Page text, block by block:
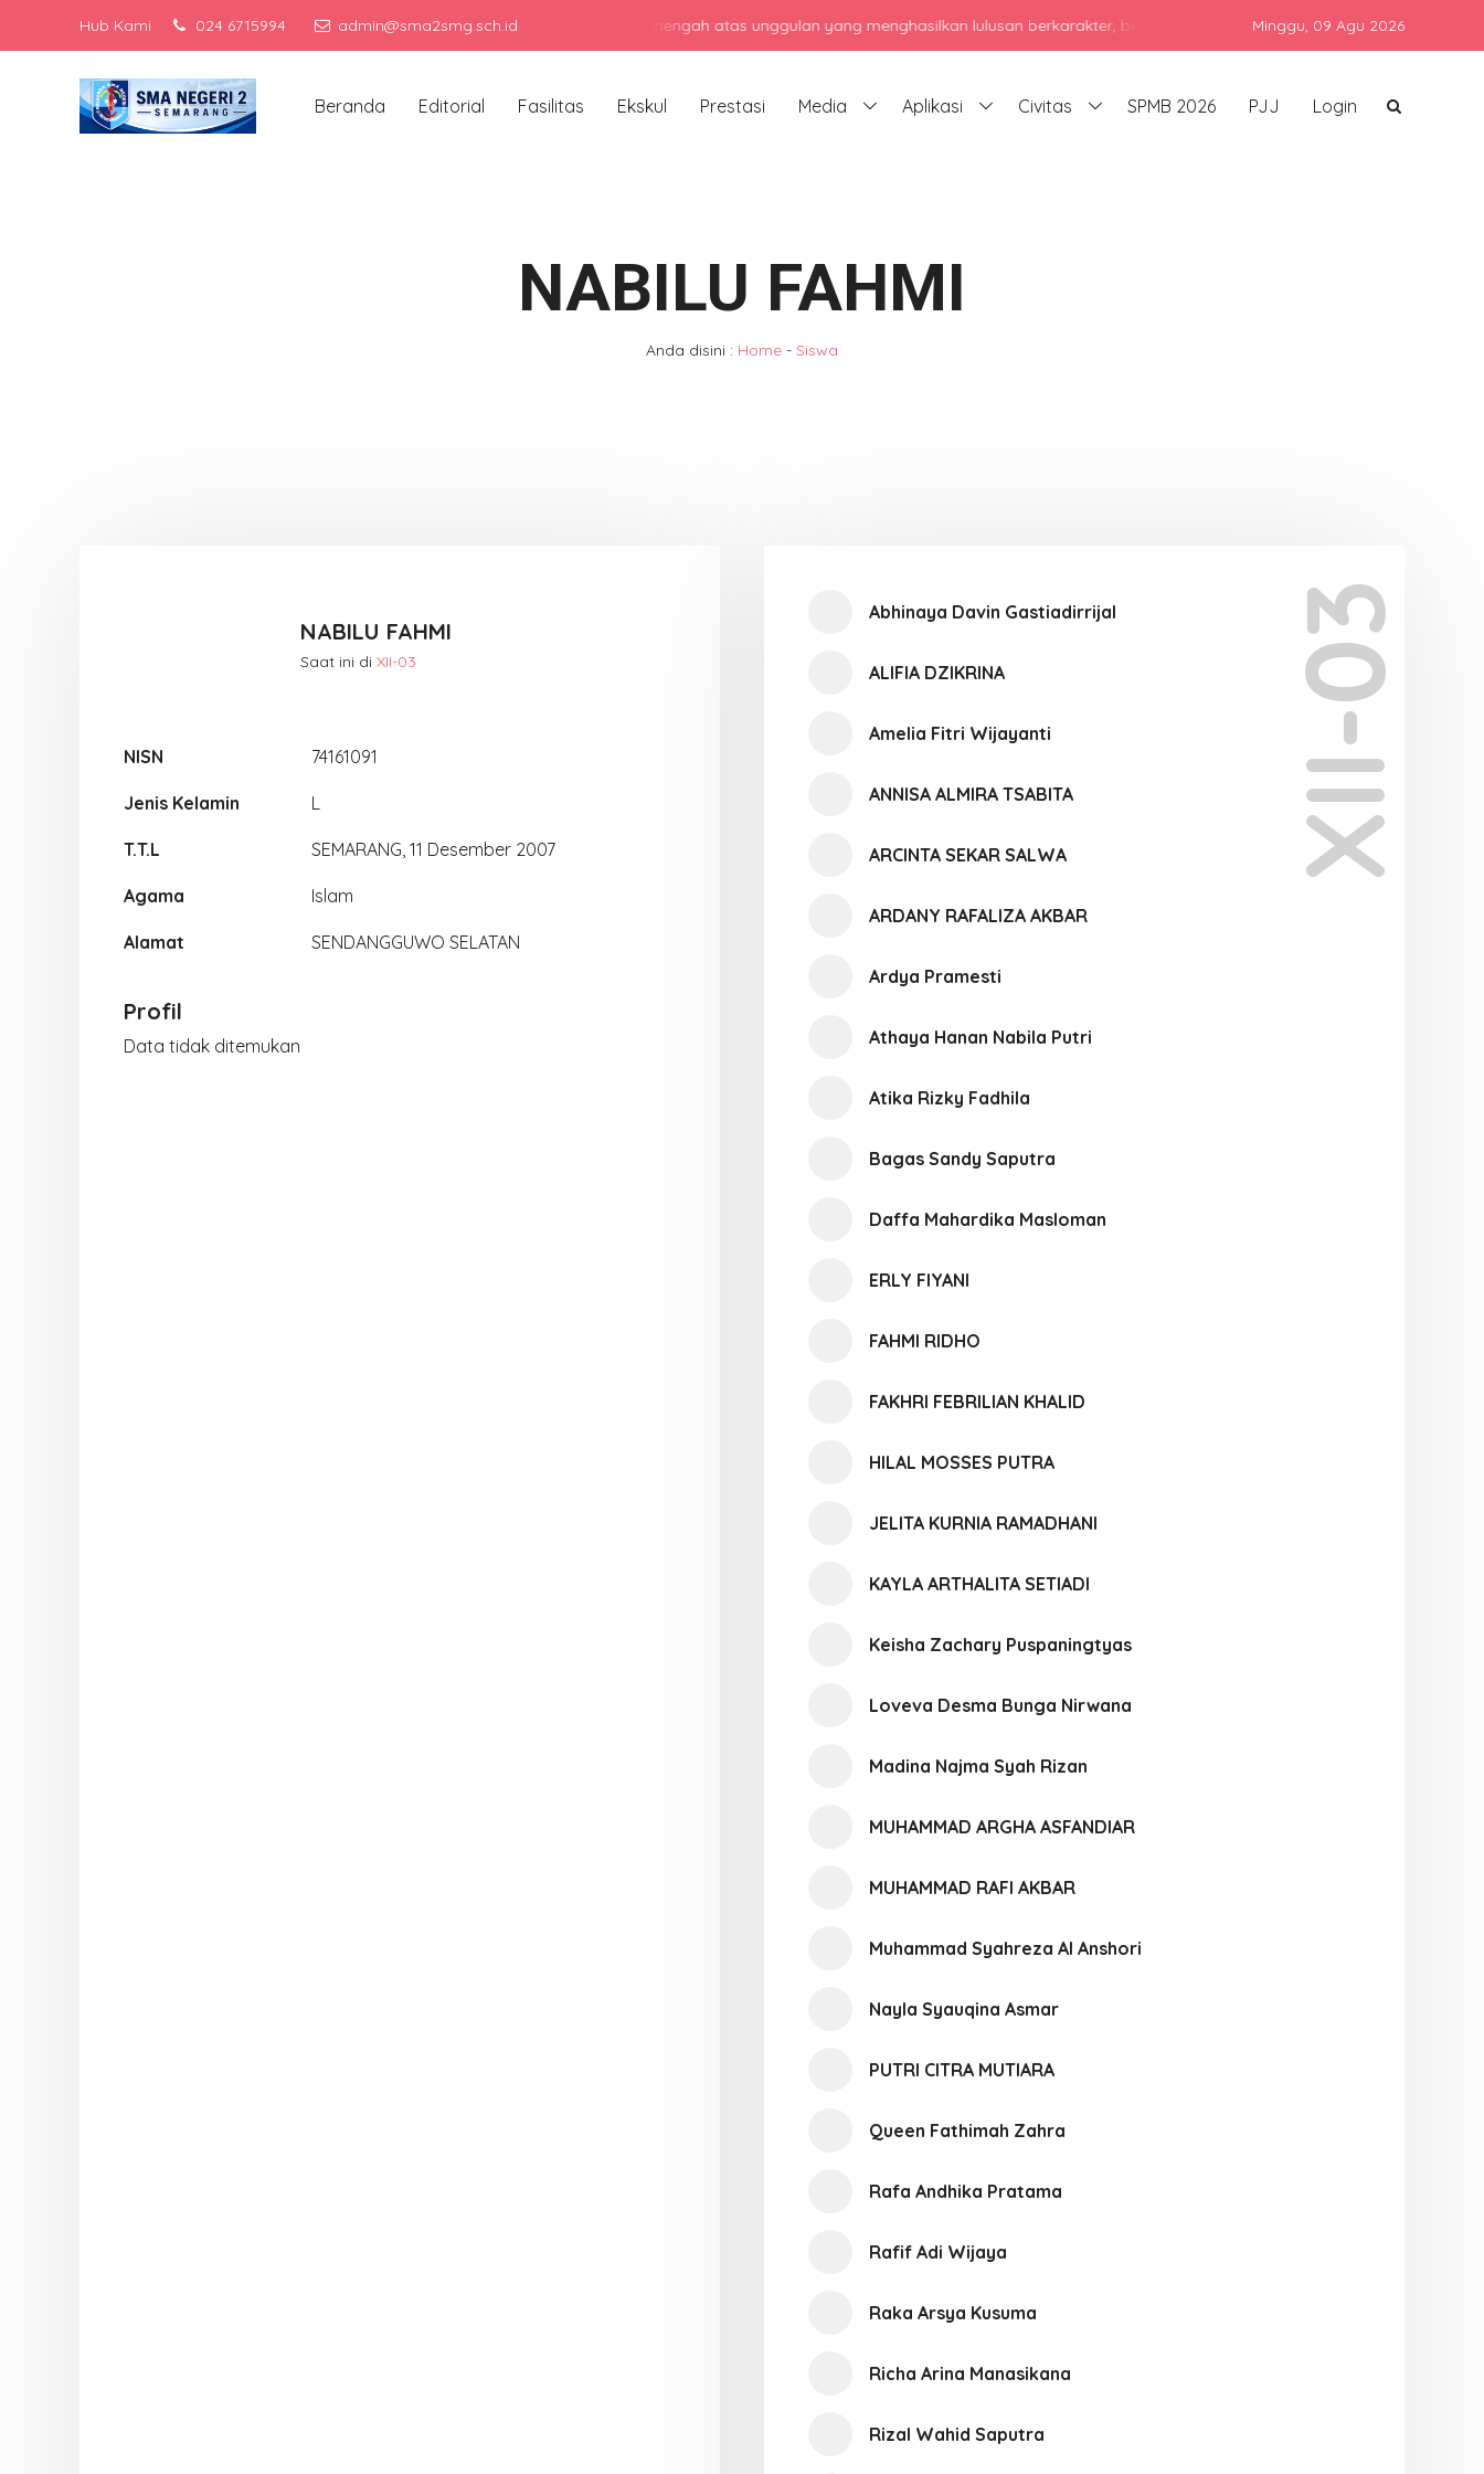
Hub Kami 024 6715994 admin@sma2smg.sch.idMenjadi sekolah menengah atas unggulan yang menghasilkan lulusan berkarakter, berprestasi, dan siap bersaing di era global dengan
Minggu, 09 Agu 2026
Beranda Editorial Fasilitas Ekskul Prestasi Media Aplikasi Civitas SPMB 2026 PJJ Login
NABILU FAHMI
Anda disini : Home - Siswa
NABILU FAHMI
Saat ini di XII-03
NISN 74161091
Jenis Kelamin L
T.T.L SEMARANG, 11 Desember 2007
Agama Islam
Alamat SENDANGGUWO SELATAN
Profil
Data tidak ditemukan
XII-03
Abhinaya Davin Gastiadirrijal
ALIFIA DZIKRINA
Amelia Fitri Wijayanti
ANNISA ALMIRA TSABITA
ARCINTA SEKAR SALWA
ARDANY RAFALIZA AKBAR
Ardya Pramesti
Athaya Hanan Nabila Putri
Atika Rizky Fadhila
Bagas Sandy Saputra
Daffa Mahardika Masloman
ERLY FIYANI
FAHMI RIDHO
FAKHRI FEBRILIAN KHALID
HILAL MOSSES PUTRA
JELITA KURNIA RAMADHANI
KAYLA ARTHALITA SETIADI
Keisha Zachary Puspaningtyas
Loveva Desma Bunga Nirwana
Madina Najma Syah Rizan
MUHAMMAD ARGHA ASFANDIAR
MUHAMMAD RAFI AKBAR
Muhammad Syahreza Al Anshori
Nayla Syauqina Asmar
PUTRI CITRA MUTIARA
Queen Fathimah Zahra
Rafa Andhika Pratama
Rafif Adi Wijaya
Raka Arsya Kusuma
Richa Arina Manasikana
Rizal Wahid Saputra